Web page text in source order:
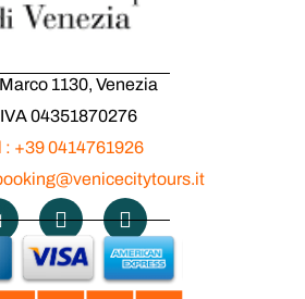
1130, Venezia
04351870276
: +39 0414761926